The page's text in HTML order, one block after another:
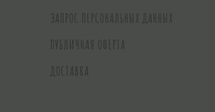
ЗАПРОС ПЕРСОНАЛЬНЫХ ДАННЫХ
ПУБЛИЧНАЯ ОФЕРТА
ДОСТАВКА